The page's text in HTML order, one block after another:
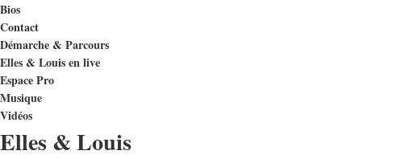
Bios
Contact
Démarche & Parcours
Elles & Louis en live
Espace Pro
Musique
Vidéos
Elles & Louis